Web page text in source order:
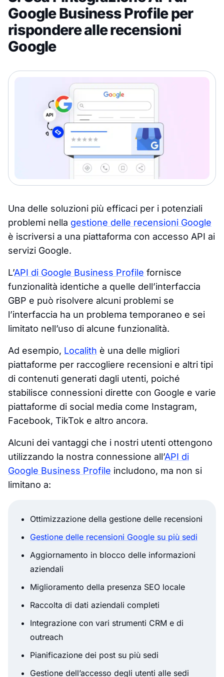
Google Business Profile per
rispondere alle recensioni
Google
Una delle soluzioni più efficaci per i potenziali
problemi nella gestione delle recensioni Google
è iscriversi a una piattaforma con accesso API ai
servizi Google.
L’API di Google Business Profile fornisce
funzionalità identiche a quelle dell’interfaccia
GBP e può risolvere alcuni problemi se
l’interfaccia ha un problema temporaneo e sei
limitato nell’uso di alcune funzionalità.
Ad esempio, Localith è una delle migliori
piattaforme per raccogliere recensioni e altri tipi
di contenuti generati dagli utenti, poiché
stabilisce connessioni dirette con Google e varie
piattaforme di social media come Instagram,
Facebook, TikTok e altro ancora.
Alcuni dei vantaggi che i nostri utenti ottengono
utilizzando la nostra connessione all’API di
Google Business Profile includono, ma non si
limitano a:
Ottimizzazione della gestione delle recensioni
Gestione delle recensioni Google su più sedi
Aggiornamento in blocco delle informazioni
aziendali
Miglioramento della presenza SEO locale
Raccolta di dati aziendali completi
Integrazione con vari strumenti CRM e di
outreach
Pianificazione dei post su più sedi
Gestione dell’accesso degli utenti alle sedi